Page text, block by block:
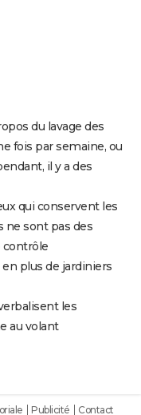
du lavage des
fois par semaine, ou
il y a des
qui conservent les
ne sont pas des
contrôle
en plus de jardiniers
les
au volant
Publicité Contact